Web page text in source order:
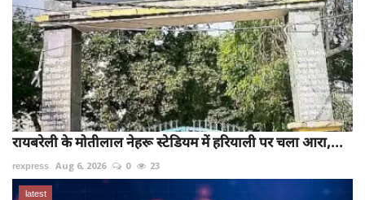
रायबरेली के मोतीलाल नेहरू स्टेडियम में हरियाली पर चला आरा,...
rexpress Aug 6, 2026 0 23
latest